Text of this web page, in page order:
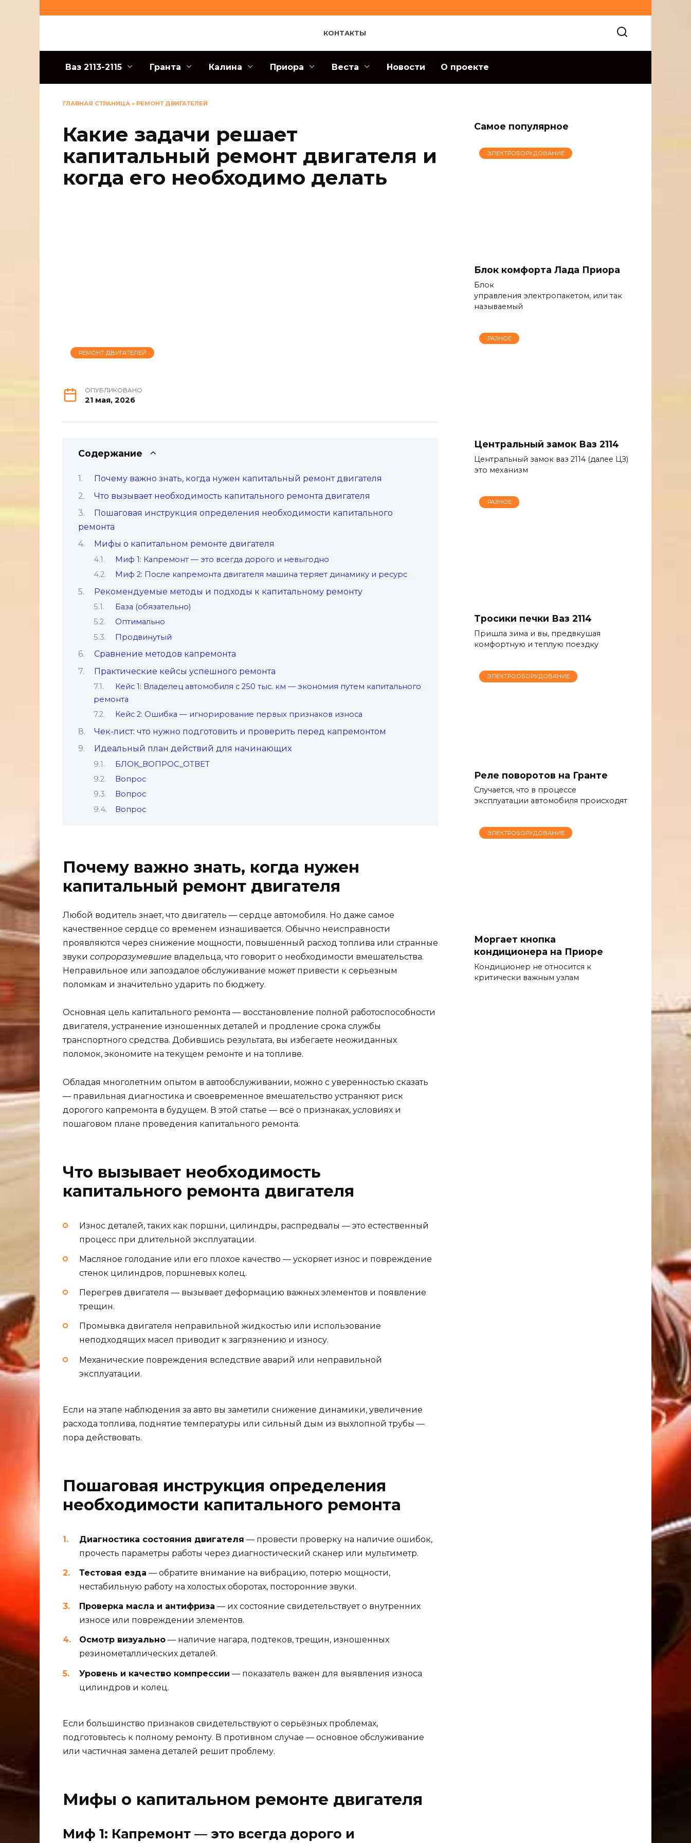
КОНТАКТЫ
Ваз 2113-2115 Гранта Калина Приора Веста Новости О проекте
ГЛАВНАЯ СТРАНИЦА » РЕМОНТ ДВИГАТЕЛЕЙ
Какие задачи решает
капитальный ремонт двигателя и
когда его необходимо делать
РЕМОНТ ДВИГАТЕЛЕЙ
ОПУБЛИКОВАНО
21 мая, 2026
Содержание
Почему важно знать, когда нужен капитальный ремонт двигателя
Что вызывает необходимость капитального ремонта двигателя
Пошаговая инструкция определения необходимости капитального
ремонта
Мифы о капитальном ремонте двигателя
Миф 1: Капремонт — это всегда дорого и невыгодно
Миф 2: После капремонта двигателя машина теряет динамику и ресурс
Рекомендуемые методы и подходы к капитальному ремонту
База (обязательно)
Оптимально
Продвинутый
Сравнение методов капремонта
Практические кейсы успешного ремонта
Кейс 1: Владелец автомобиля с 250 тыс. км — экономия путем капитального
ремонта
Кейс 2: Ошибка — игнорирование первых признаков износа
Чек-лист: что нужно подготовить и проверить перед капремонтом
Идеальный план действий для начинающих
БЛОК_ВОПРОС_ОТВЕТ
Вопрос
Вопрос
Вопрос
Почему важно знать, когда нужен
капитальный ремонт двигателя
Любой водитель знает, что двигатель — сердце автомобиля. Но даже самое
качественное сердце со временем изнашивается. Обычно неисправности
проявляются через снижение мощности, повышенный расход топлива или странные
звуки сопроразумевшие владельца, что говорит о необходимости вмешательства.
Неправильное или запоздалое обслуживание может привести к серьезным
поломкам и значительно ударить по бюджету.
Основная цель капитального ремонта — восстановление полной работоспособности
двигателя, устранение изношенных деталей и продление срока службы
транспортного средства. Добившись результата, вы избегаете неожиданных
поломок, экономите на текущем ремонте и на топливе.
Обладая многолетним опытом в автообслуживании, можно с уверенностью сказать
— правильная диагностика и своевременное вмешательство устраняют риск
дорогого капремонта в будущем. В этой статье — всё о признаках, условиях и
пошаговом плане проведения капитального ремонта.
Что вызывает необходимость
капитального ремонта двигателя
Износ деталей, таких как поршни, цилиндры, распредвалы — это естественный
процесс при длительной эксплуатации.
Масляное голодание или его плохое качество — ускоряет износ и повреждение
стенок цилиндров, поршневых колец.
Перегрев двигателя — вызывает деформацию важных элементов и появление
трещин.
Промывка двигателя неправильной жидкостью или использование
неподходящих масел приводит к загрязнению и износу.
Механические повреждения вследствие аварий или неправильной
эксплуатации.
Если на этапе наблюдения за авто вы заметили снижение динамики, увеличение
расхода топлива, поднятие температуры или сильный дым из выхлопной трубы —
пора действовать.
Пошаговая инструкция определения
необходимости капитального ремонта
Диагностика состояния двигателя — провести проверку на наличие ошибок,
прочесть параметры работы через диагностический сканер или мультиметр.
Тестовая езда — обратите внимание на вибрацию, потерю мощности,
нестабильную работу на холостых оборотах, посторонние звуки.
Проверка масла и антифриза — их состояние свидетельствует о внутренних
износе или повреждении элементов.
Осмотр визуально — наличие нагара, подтеков, трещин, изношенных
резинометаллических деталей.
Уровень и качество компрессии — показатель важен для выявления износа
цилиндров и колец.
Если большинство признаков свидетельствуют о серьёзных проблемах,
подготовьтесь к полному ремонту. В противном случае — основное обслуживание
или частичная замена деталей решит проблему.
Мифы о капитальном ремонте двигателя
Миф 1: Капремонт — это всегда дорого и
Самое популярное
ЭЛЕКТРОБОРУДОВАНИЕ
Блок комфорта Лада Приора
Блок
управления электропакетом, или так
называемый
РАЗНОЕ
Центральный замок Ваз 2114
Центральный замок ваз 2114 (далее ЦЗ)
это механизм
РАЗНОЕ
Тросики печки Ваз 2114
Пришла зима и вы, предвкушая
комфортную и теплую поездку
ЭЛЕКТРООБОРУДОВАНИЕ
Реле поворотов на Гранте
Случается, что в процессе
эксплуатации автомобиля происходят
ЭЛЕКТРОБОРУДОВАНИЕ
Моргает кнопка
кондиционера на Приоре
Кондиционер не относится к
критически важным узлам